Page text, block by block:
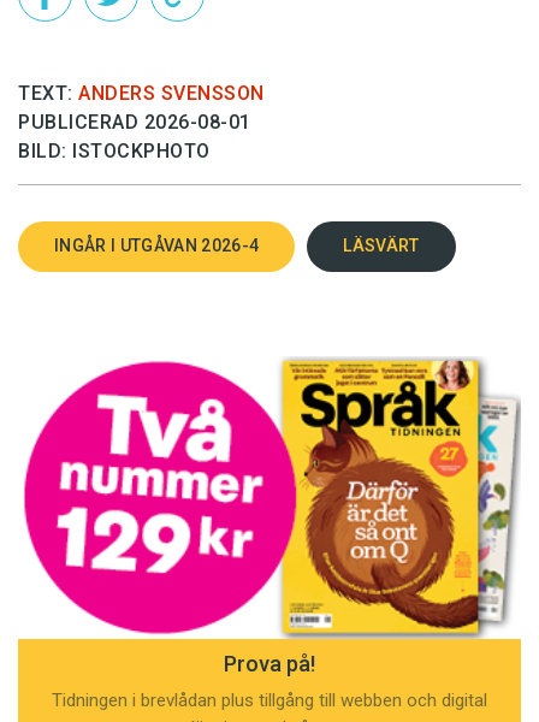
TEXT: ANDERS SVENSSON
PUBLICERAD 2026-08-01
BILD: ISTOCKPHOTO
INGÅR I UTGÅVAN 2026-4 LÄSVÄRT
Prova på!
Tidningen i brevlådan plus tillgång till webben och digital